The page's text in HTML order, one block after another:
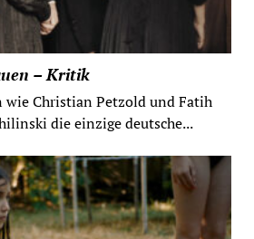
– Kritik
wie Christian Petzold und Fatih
die einzige deutsche...